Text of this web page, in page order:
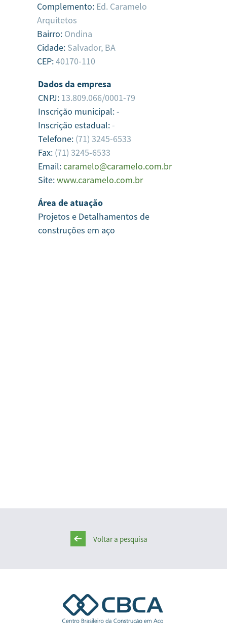
Complemento: Ed. Caramelo
Arquitetos
Bairro: Ondina
Cidade: Salvador, BA
CEP:40170-110
Dados da empresa
CNPJ: 13.809.066/0001-79
Inscrição municipal:-
Inscrição estadual:-
Telefone: (71) 3245-6533
Fax: (71) 3245-6533
Email:caramelo@caramelo.com.br
Site:www.caramelo.com.br
Área de atuação
Projetos e Detalhamentos de
construções em aço
Voltar a pesquisa